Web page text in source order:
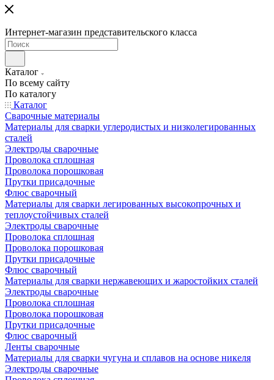
Интернет-магазин представительского класса
Каталог
По всему сайту
По каталогу
Каталог
Сварочные материалы
Материалы для сварки углеродистых и низколегированных
сталей
Электроды сварочные
Проволока сплошная
Проволока порошковая
Прутки присадочные
Флюс сварочный
Материалы для сварки легированных высокопрочных и
теплоустойчивых сталей
Электроды сварочные
Проволока сплошная
Проволока порошковая
Прутки присадочные
Флюс сварочный
Материалы для сварки нержавеющих и жаростойких сталей
Электроды сварочные
Проволока сплошная
Проволока порошковая
Прутки присадочные
Флюс сварочный
Ленты сварочные
Материалы для сварки чугуна и сплавов на основе никеля
Электроды сварочные